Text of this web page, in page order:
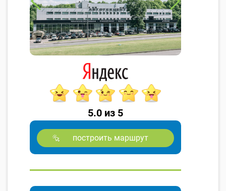
5.0 из 5
построить маршрут